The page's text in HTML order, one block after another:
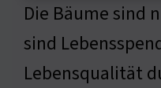
Die Bäume sind
sind
Lebensqualität